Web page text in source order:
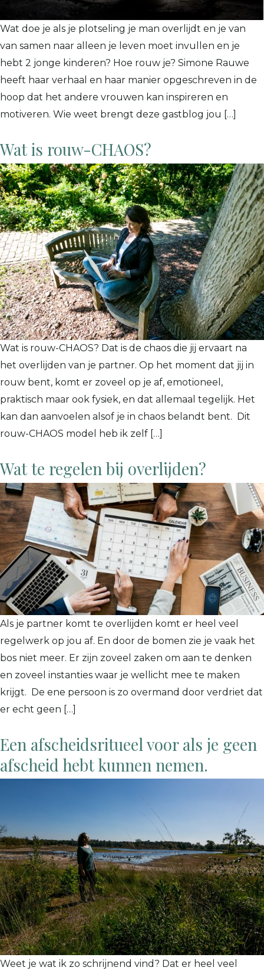
Wat doe je als je plotseling je man overlijdt en je van
van samen naar alleen je leven moet invullen en je
hebt 2 jonge kinderen? Hoe rouw je? Simone Rauwe
heeft haar verhaal en haar manier opgeschreven in de
hoop dat het andere vrouwen kan inspireren en
motiveren. Wie weet brengt deze gastblog jou […]
Wat is rouw-CHAOS?
Wat is rouw-CHAOS? Dat is de chaos die jij ervaart na
het overlijden van je partner. Op het moment dat jij in
rouw bent, komt er zoveel op je af, emotioneel,
praktisch maar ook fysiek, en dat allemaal tegelijk. Het
kan dan aanvoelen alsof je in chaos belandt bent. Dit
rouw-CHAOS model heb ik zelf […]
Wat te regelen bij overlijden?
Als je partner komt te overlijden komt er heel veel
regelwerk op jou af. En door de bomen zie je vaak het
bos niet meer. Er zijn zoveel zaken om aan te denken
en zoveel instanties waar je wellicht mee te maken
krijgt. De ene persoon is zo overmand door verdriet dat
er echt geen […]
Een afscheidsritueel voor als je geen
afscheid hebt kunnen nemen.
Weet je wat ik zo schrijnend vind? Dat er heel veel